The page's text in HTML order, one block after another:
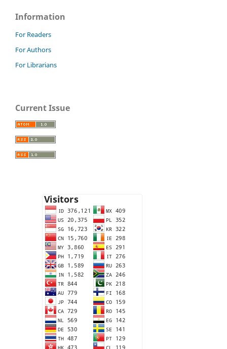
Information
For Readers
For Authors
For Librarians
Current Issue